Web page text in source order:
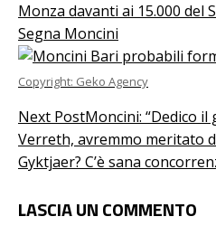
Monza davanti ai 15.000 del
Segna Moncini
Copyright: Geko Agency
Next PostMoncini: “Dedico il
Verreth, avremmo meritato
Gyktjaer? C’è sana
LASCIA UN COMMENTO